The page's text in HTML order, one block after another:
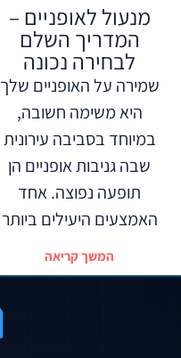
מנעול לאופניים –
המדריך השלם
לבחירה נכונה
שמירה על האופניים שלך
היא משימה חשובה,
במיוחד בסביבה עירונית
שבה גניבות אופניים הן
תופעה נפוצה. אחד
האמצעים היעילים ביותר
המשך קריאה